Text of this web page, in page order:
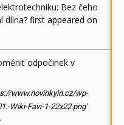
Bez čeho
dílna? first appeared on
odpočinek v
www.novinkyin.cz/wp-
Wiki-Favi-1-22x22.png'